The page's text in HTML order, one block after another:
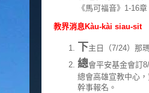
《馬可福音》1-16
教界消息Kàu-kài siau-sit
下主日（7/24）那
總會平安基金會訂
總會高雄宣教中心
幹事報名。